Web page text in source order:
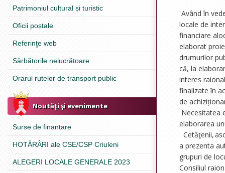
Patrimoniul cultural și turistic
Oficii poștale
Referinţe web
Sărbătorile nelucrătoare
Orarul rutelor de transport public
Noutăţi şi evenimente
Surse de finanțare
HOTĂRÂRI ale CSE/CSP Criuleni
ALEGERI LOCALE GENERALE 2023
Având în
locale de
financiare
elaborat
drumurilor
că, la
interes
finalizate în
de
Necesitatea
elaborarea
Cetăţenii,
a prezenta
grupuri de
Consiliul